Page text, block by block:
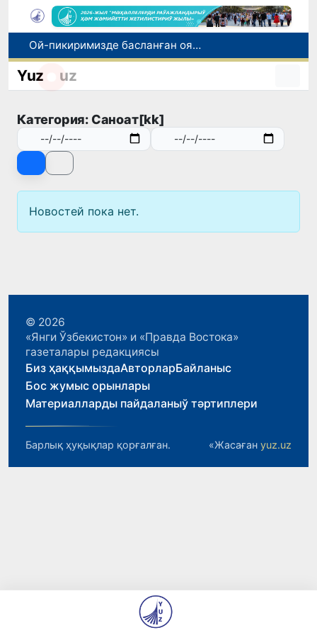
Ой-пикиримизде басланған ояныў жоқары шеклерге жетеклеп атыр
Өзбекстан мал гөши импортын арттырды: Ҳиндстан ҳәм Беларусь тийкарғы жеткерип бериўшилерге айланды
Мәмлекетлик хызмет: лаўазым емес, потенциал ҳәм нәтийже баҳаланатуғын жаңа дәўир
Yuz uz
Категория: Саноат[kk]
Новостей пока нет.
© 2026
«Янги Ўзбекистон» и «Правда Востока»
газеталары редакциясы
Биз ҳаққымыздаАвторларБайланыс
Бос жумыс орынлары
Материалларды пайдаланыў тәртиплери
Барлық ҳуқықлар қорғалған. «Жасаған yuz.uz